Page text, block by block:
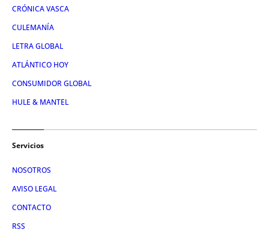
CRÓNICA VASCA
CULEMANÍA
LETRA GLOBAL
ATLÁNTICO HOY
CONSUMIDOR GLOBAL
HULE & MANTEL
Servicios
NOSOTROS
AVISO LEGAL
CONTACTO
RSS